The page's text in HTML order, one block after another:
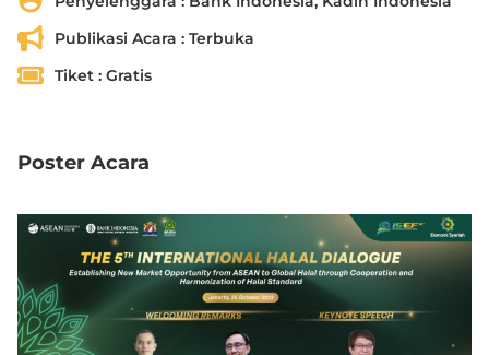
Publikasi Acara : Terbuka
Tiket : Gratis
Poster Acara